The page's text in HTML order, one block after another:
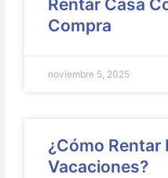
Rentar Casa
Compra
noviembre 5, 2025
¿Cómo Rentar
Vacaciones?